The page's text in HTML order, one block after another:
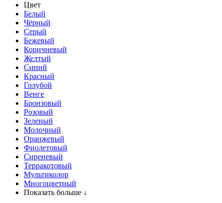
Цвет
Белый
Чёрный
Серый
Бежевый
Коричневый
Желтый
Синий
Красный
Голубой
Венге
Бронзовый
Розовый
Зеленый
Молочный
Оранжевый
Фиолетовый
Сиреневый
Терракотовый
Мультиколор
Многоцветный
Показать больше ↓